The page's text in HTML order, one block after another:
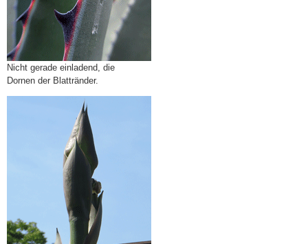
Nicht gerade einladend, die
Dornen der Blattränder.